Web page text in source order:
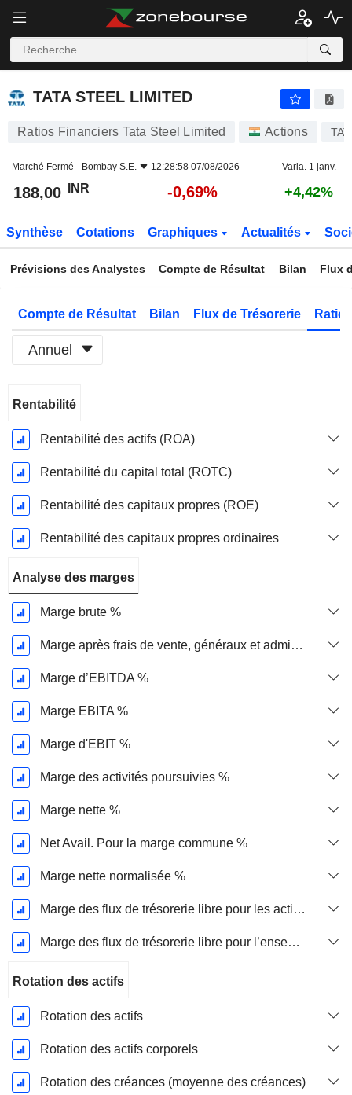
TATA STEEL LIMITED
TATA STEEL LIMITED
Ratios Financiers Tata Steel Limited Actions
Marché Fermé - Bombay S.E. 12:28:58 07/08/2026 Varia. 1 janv.
188,00 INR -0,69% +4,42%
Synthèse Cotations Graphiques Actualités
Prévisions des Analystes Compte de Résultat Bilan Flux
Compte de Résultat Bilan Flux de Trésorerie
Annuel
Fiscale:
Mars
Rentabilité
Rentabilité des actifs (ROA)
Rentabilité du capital total (ROTC)
Rentabilité des capitaux propres (ROE)
Rentabilité des capitaux propres ordinaires
Analyse des marges
Marge brute %
Marge après frais de vente, généraux et administratifs %
Marge d’EBITDA %
Marge EBITA %
Marge d'EBIT %
Marge des activités poursuivies %
Marge nette %
Net Avail. Pour la marge commune %
Marge nette normalisée %
Marge des flux de trésorerie libre pour les actionnaires
Marge des flux de trésorerie libre pour l’ensemble des pourvoyeurs de fonds
Rotation des actifs
Rotation des actifs
Rotation des actifs corporels
Rotation des créances (moyenne des créances)